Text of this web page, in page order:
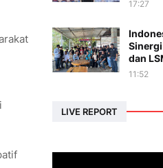
17:27
dan
11:52
LIVE REPORT